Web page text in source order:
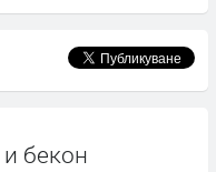
бекон